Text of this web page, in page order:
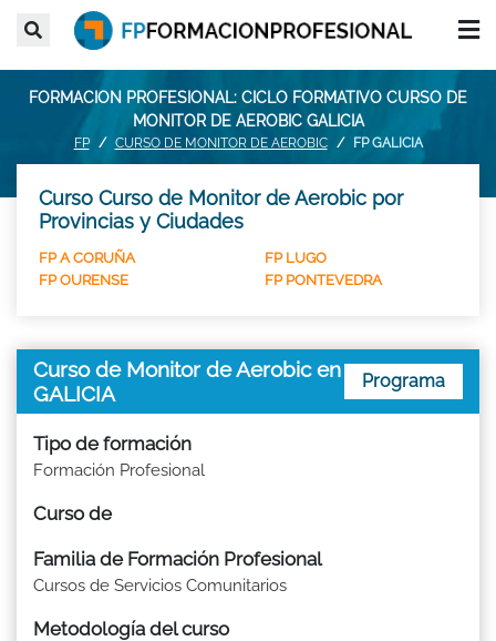
FORMACION PROFESIONAL: CICLO FORMATIVO CURSO DE
MONITOR DE AEROBIC GALICIA
FP CURSO DE MONITOR DE AEROBIC FP GALICIA
Curso Curso de Monitor de Aerobic por
Provincias y Ciudades
FP A CORUÑA
FP LUGO
FP OURENSE
FP PONTEVEDRA
Curso de Monitor de Aerobic en
GALICIA
Programa
Tipo de formación
Formación Profesional
Curso de
Familia de Formación Profesional
Cursos de Servicios Comunitarios
Metodología del curso